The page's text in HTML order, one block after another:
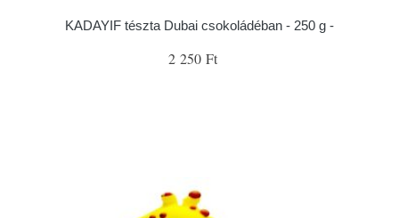
KADAYIF tészta Dubai csokoládéban - 250 g -
2 250 Ft